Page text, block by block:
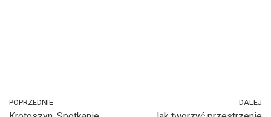
POPRZEDNIE DALEJ